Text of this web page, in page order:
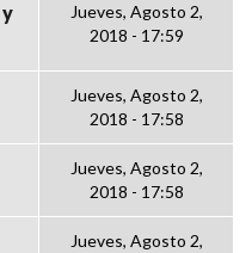
Jueves, Agosto 2,
2018 - 17:59
Jueves, Agosto 2,
2018 - 17:58
Jueves, Agosto 2,
2018 - 17:58
Jueves, Agosto 2,